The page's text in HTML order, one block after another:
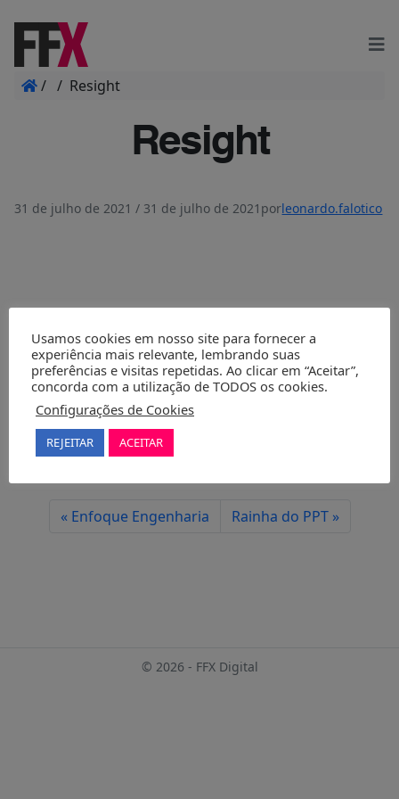
/ / Resight
Resight
31 de julho de 2021 / 31 de julho de 2021 porleonardo.falotico
Enfoque Engenharia Rainha do PPT
© 2026 - FFX Digital
Usamos cookies em nosso site para fornecer a
experiência mais relevante, lembrando suas
preferências e visitas repetidas. Ao clicar em “Aceitar”,
concorda com a utilização de TODOS os cookies.
Configurações de Cookies
REJEITAR ACEITAR